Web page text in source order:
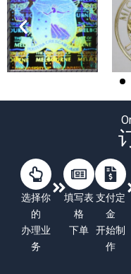
选择你
的
办理业
务
填写表
格
下单
支付定
金
开始制
作